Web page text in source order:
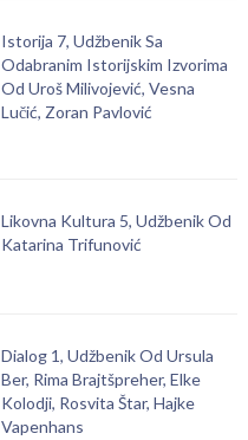
Istorija 7, Udžbenik Sa
Odabranim Istorijskim Izvorima
Od Uroš Milivojević, Vesna
Lučić, Zoran Pavlović
Likovna Kultura 5, Udžbenik Od
Katarina Trifunović
Dialog 1, Udžbenik Od Ursula
Ber, Rima Brajtšpreher, Elke
Kolodji, Rosvita Štar, Hajke
Vapenhans